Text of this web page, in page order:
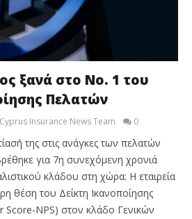
ξανά στο Νο. 1 του
Πελατών
Cyprus Insurance News Team 0
της στις ανάγκες των πελατών
για 7η συνεχόμενη χρονιά
κλάδου στη χώρα: Η εταιρεία
θέση του Δείκτη Ικανοποίησης
NPS) στον κλάδο Γενικών